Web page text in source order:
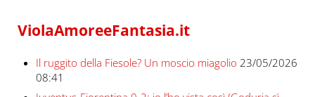
ViolaAmoreeFantasia.it
Il ruggito della Fiesole? Un moscio miagolio 23/05/2026
08:41